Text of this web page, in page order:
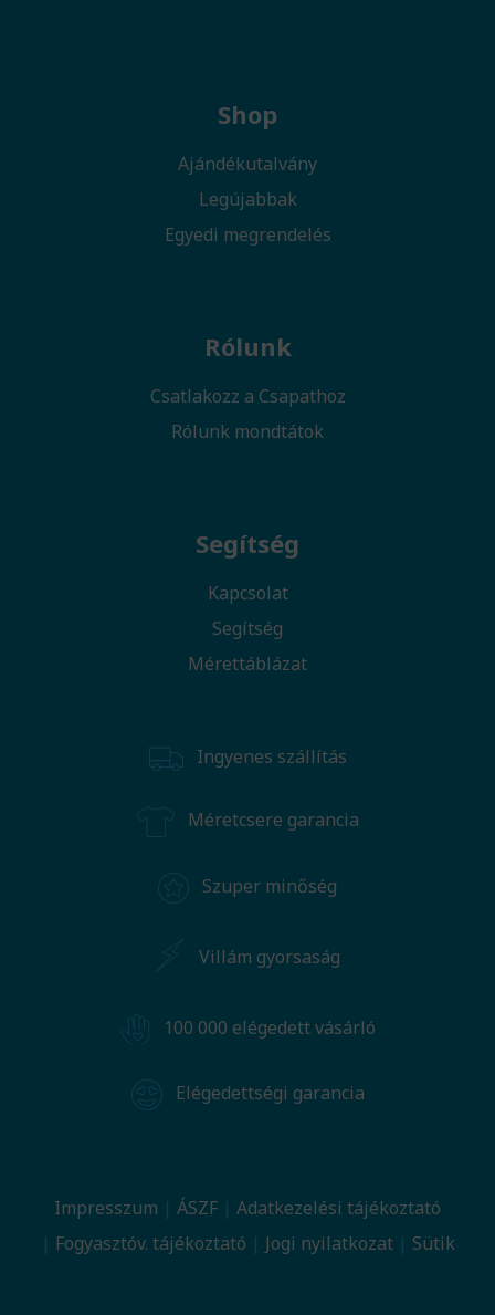
Shop
Ajándékutalvány
Legújabbak
Egyedi megrendelés
Rólunk
Csatlakozz a Csapathoz
Rólunk mondtátok
Segítség
Kapcsolat
Segítség
Mérettáblázat
Ingyenes szállítás
Méretcsere garancia
Szuper minőség
Villám gyorsaság
100 000 elégedett vásárló
Elégedettségi garancia
Impresszum ÁSZF
Adatkezelési tájékoztató
Fogyasztóv. tájékoztató
Jogi nyilatkozat Sütik